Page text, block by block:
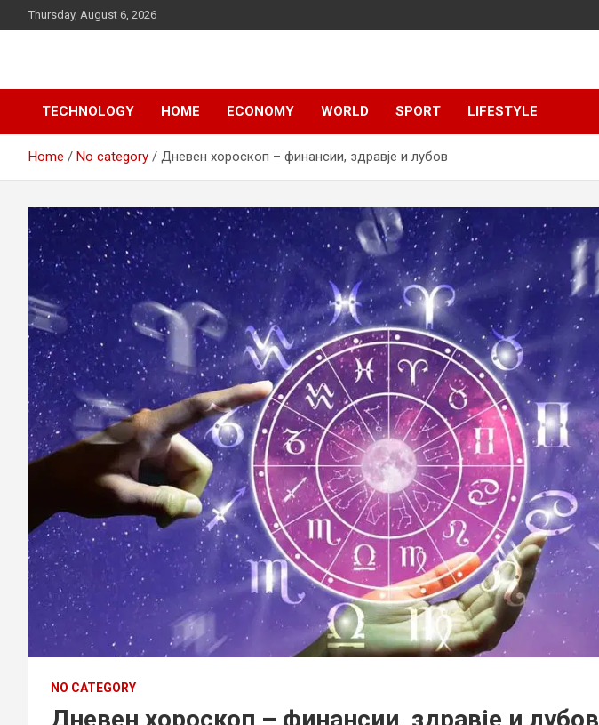
to
Thursday, August 6, 2026
d7-news.com
TECHNOLOGY HOME ECONOMY WORLD SPORT LIFESTYLE
Home No category Дневен хороскоп – финансии, здравје и лубов
NO CATEGORY